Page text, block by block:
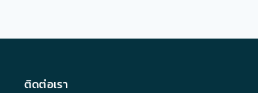
ติดต่อเรา